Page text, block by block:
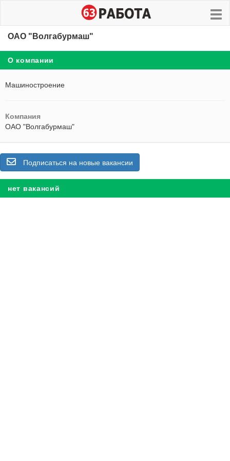
ОАО "Волгабурмаш"
О компании
Машиностроение
Компания
ОАО "Волгабурмаш"
Подписаться на новые вакансии
нет вакансий